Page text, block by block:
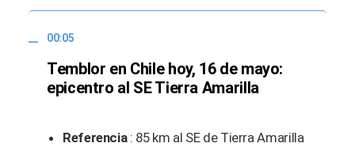
00:05
Temblor en Chile hoy, 16 de mayo:
epicentro al SE Tierra Amarilla
Referencia: 85 km al SE de Tierra Amarilla